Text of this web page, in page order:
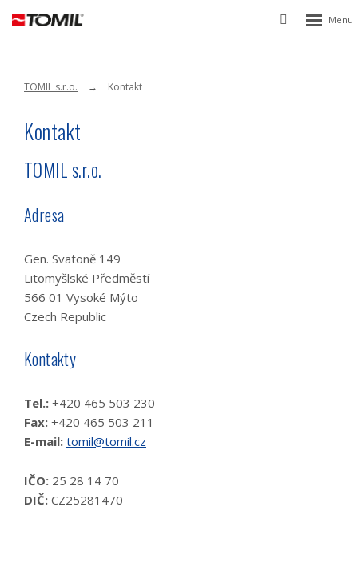
Vyhledávání
Rozbalení
TOMIL s.r.o. Kontakt
Kontakt
TOMIL s.r.o.
Adresa
Gen. Svatoně 149
Litomyšlské Předměstí
566 01 Vysoké Mýto
Czech Republic
Kontakty
Tel.: +420 465 503 230
Fax: +420 465 503 211
E-mail: tomil@tomil.cz
IČO: 25 28 14 70
DIČ: CZ25281470